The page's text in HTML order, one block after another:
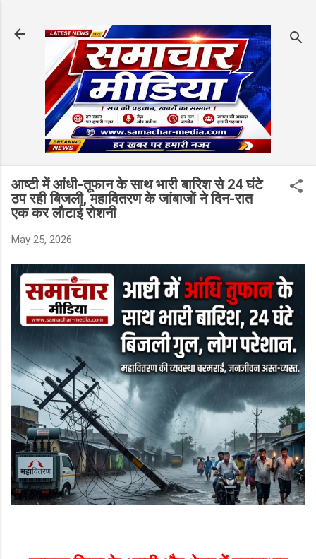
आष्टी में आंधी-तूफान के साथ भारी बारिश से 24 घंटे
ठप रही बिजली, महावितरण के जांबाजों ने दिन-रात
एक कर लौटाई रोशनी
May 25, 2026